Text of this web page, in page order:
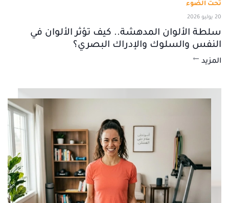
تحت الضوء
20 يوليو 2026
سلطة الألوان المدهشة.. كيف تؤثر الألوان في
النفس والسلوك والإدراك البصري؟
المزيد